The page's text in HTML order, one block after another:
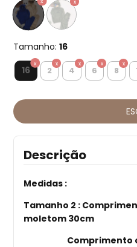
Tamanho: 16
16 2 4 6 8
Descrição
Medidas :
Tamanho 2 :
moletom 30cm
Comprimento